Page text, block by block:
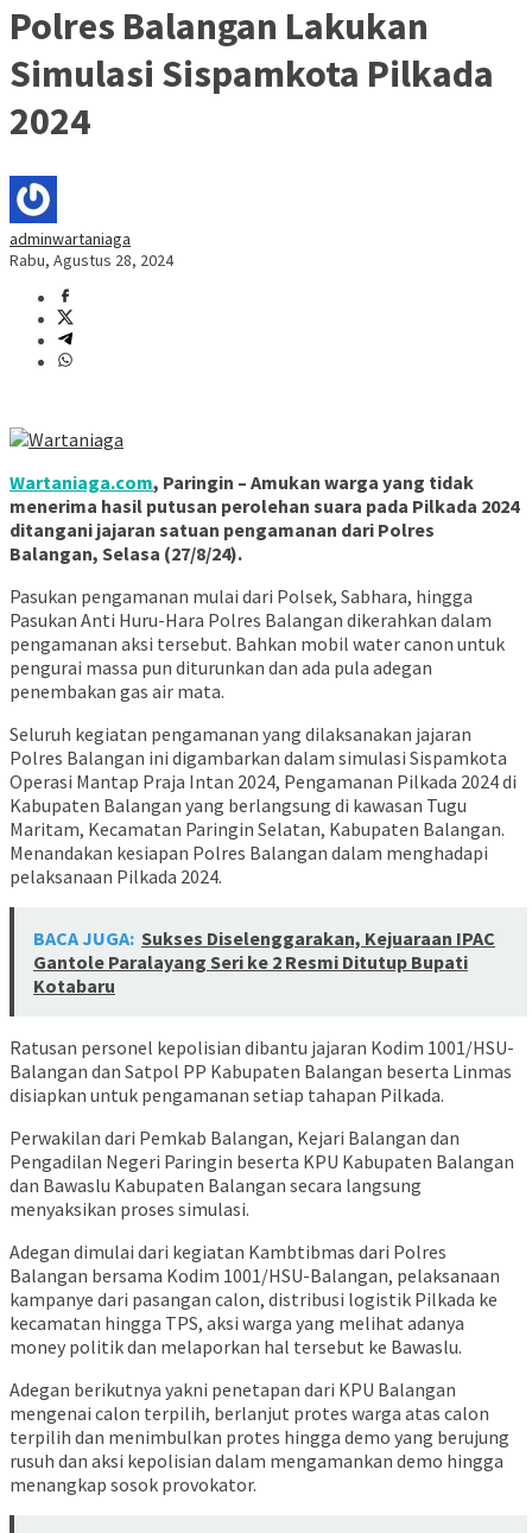
Polres Balangan Lakukan
Simulasi Sispamkota Pilkada
2024
adminwartaniaga
Rabu, Agustus 28, 2024
Wartaniaga.com, Paringin – Amukan warga yang tidak
menerima hasil putusan perolehan suara pada Pilkada 2024
ditangani jajaran satuan pengamanan dari Polres
Balangan, Selasa (27/8/24).
Pasukan pengamanan mulai dari Polsek, Sabhara, hingga
Pasukan Anti Huru-Hara Polres Balangan dikerahkan dalam
pengamanan aksi tersebut. Bahkan mobil water canon untuk
pengurai massa pun diturunkan dan ada pula adegan
penembakan gas air mata.
Seluruh kegiatan pengamanan yang dilaksanakan jajaran
Polres Balangan ini digambarkan dalam simulasi Sispamkota
Operasi Mantap Praja Intan 2024, Pengamanan Pilkada 2024 di
Kabupaten Balangan yang berlangsung di kawasan Tugu
Maritam, Kecamatan Paringin Selatan, Kabupaten Balangan.
Menandakan kesiapan Polres Balangan dalam menghadapi
pelaksanaan Pilkada 2024.
BACA JUGA: Sukses Diselenggarakan, Kejuaraan IPAC
Gantole Paralayang Seri ke 2 Resmi Ditutup Bupati
Kotabaru
Ratusan personel kepolisian dibantu jajaran Kodim 1001/HSU-
Balangan dan Satpol PP Kabupaten Balangan beserta Linmas
disiapkan untuk pengamanan setiap tahapan Pilkada.
Perwakilan dari Pemkab Balangan, Kejari Balangan dan
Pengadilan Negeri Paringin beserta KPU Kabupaten Balangan
dan Bawaslu Kabupaten Balangan secara langsung
menyaksikan proses simulasi.
Adegan dimulai dari kegiatan Kambtibmas dari Polres
Balangan bersama Kodim 1001/HSU-Balangan, pelaksanaan
kampanye dari pasangan calon, distribusi logistik Pilkada ke
kecamatan hingga TPS, aksi warga yang melihat adanya
money politik dan melaporkan hal tersebut ke Bawaslu.
Adegan berikutnya yakni penetapan dari KPU Balangan
mengenai calon terpilih, berlanjut protes warga atas calon
terpilih dan menimbulkan protes hingga demo yang berujung
rusuh dan aksi kepolisian dalam mengamankan demo hingga
menangkap sosok provokator.